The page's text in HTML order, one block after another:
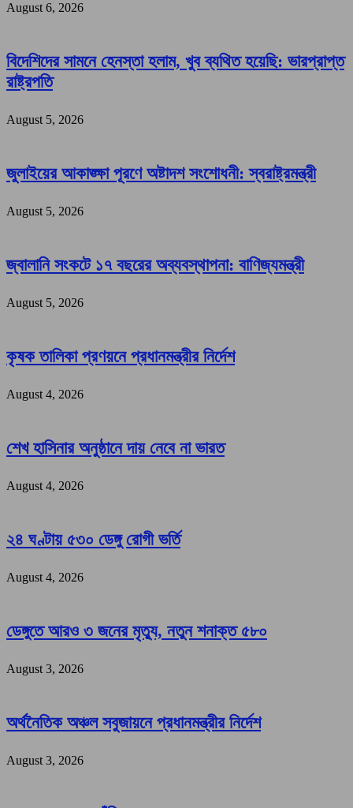
August 6, 2026
বিদেশিদের সামনে হেনস্তা হলাম, খুব ব্যথিত হয়েছি: ভারপ্রাপ্ত
রাষ্ট্রপতি
August 5, 2026
জুলাইয়ের আকাঙ্ক্ষা পূরণে অষ্টাদশ সংশোধনী: স্বরাষ্ট্রমন্ত্রী
August 5, 2026
জ্বালানি সংকটে ১৭ বছরের অব্যবস্থাপনা: বাণিজ্যমন্ত্রী
August 5, 2026
কৃষক তালিকা প্রণয়নে প্রধানমন্ত্রীর নির্দেশ
August 4, 2026
শেখ হাসিনার অনুষ্ঠানে দায় নেবে না ভারত
August 4, 2026
২৪ ঘণ্টায় ৫৩০ ডেঙ্গু রোগী ভর্তি
August 4, 2026
ডেঙ্গুতে আরও ৩ জনের মৃত্যু, নতুন শনাক্ত ৫৮০
August 3, 2026
অর্থনৈতিক অঞ্চল সবুজায়নে প্রধানমন্ত্রীর নির্দেশ
August 3, 2026